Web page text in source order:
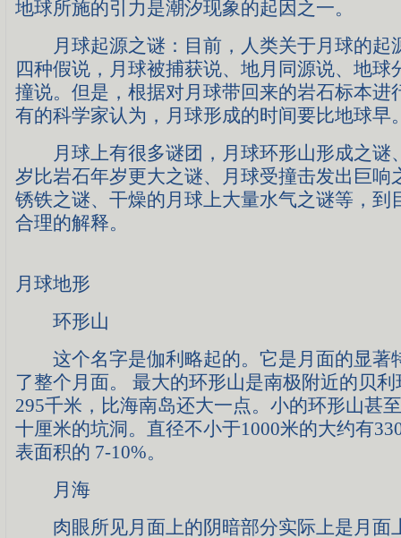
地球所施的引力是潮汐现象的起因之一。
月球起源之谜：目前，人类关于月球的起
四种假说，月球被捕获说、地月同源说、地球
撞说。但是，根据对月球带回来的岩石标本进
有的科学家认为，月球形成的时间要比地球早
月球上有很多谜团，月球环形山形成之谜
岁比岩石年岁更大之谜、月球受撞击发出巨响
锈铁之谜、干燥的月球上大量水气之谜等，到
合理的解释。
月球地形
环形山
这个名字是伽利略起的。它是月面的显著
了整个月面。 最大的环形山是南极附近的贝
295千米，比海南岛还大一点。小的环形山甚
十厘米的坑洞。直径不小于1000米的大约有
表面积的 7-10%。
月海
肉眼所见月面上的阴暗部分实际上是月面